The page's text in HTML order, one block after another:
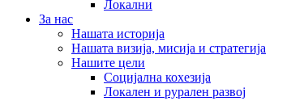
Локални
За нас
Нашата историја
Нашата визија, мисија и стратегија
Нашите цели
Социјална кохезија
Локален и рурален развој